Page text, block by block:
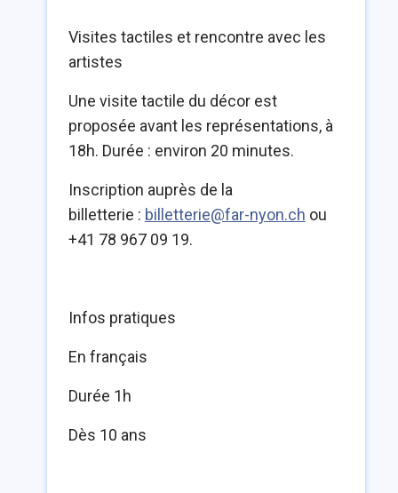
Visites tactiles et rencontre avec les
artistes
Une visite tactile du décor est
proposée avant les représentations, à
18h. Durée : environ 20 minutes.
Inscription auprès de la
billetterie : billetterie@far-nyon.ch ou
+41 78 967 09 19.
Infos pratiques
En français
Durée 1h
Dès 10 ans